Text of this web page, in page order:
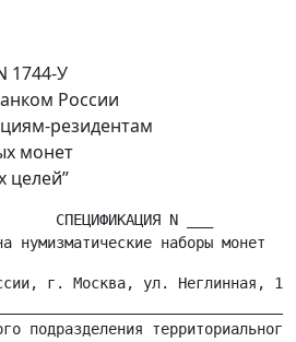
1744-У
России
резидентам
монет
целей”
СПЕЦИФИКАЦИЯ N ___
г. Москва, ул. Неглинная,
подразделения